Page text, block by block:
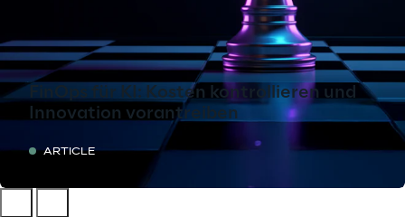
FinOps für KI: Kosten kontrollieren und
Innovation vorantreiben
ARTICLE